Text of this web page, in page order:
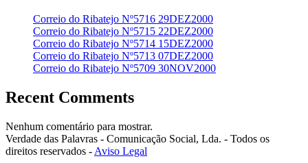
Correio do Ribatejo Nº5716 29DEZ2000
Correio do Ribatejo Nº5715 22DEZ2000
Correio do Ribatejo Nº5714 15DEZ2000
Correio do Ribatejo Nº5713 07DEZ2000
Correio do Ribatejo Nº5709 30NOV2000
Recent Comments
Nenhum comentário para mostrar.
Verdade das Palavras - Comunicação Social, Lda. - Todos os
direitos reservados - Aviso Legal